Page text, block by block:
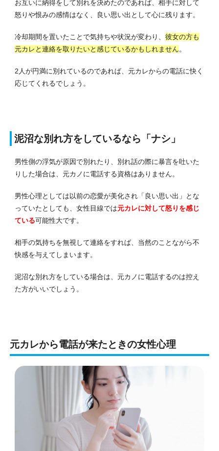
お互いに納得をして別れを決めたのであれば、相手に対して
怒りや恨みの感情はなく、良い思い出として心に残ります。
冷却期間を置いたことで気持ちや状況が変わり、 彼女の方も
元カレと連絡を取りたいと感じているかもしれません。
2人が円満に別れているのであれば、元カレからの電話に快く
応じてくれるでしょう。
泥沼な別れ方をしているなら「ナシ」
男性側の浮気が原因で別れたり、別れ話の際に暴言を吐いた
りした場合は、元カノに電話する資格はありません。
男性心理としては以前の恋愛が美化され「良い思い出」とな
っていたとしても、女性目線では元カレに対して怒りを感じ
ている可能性大です。
相手の気持ちを無視して連絡をすれば、当然のことながら不
快感を与えてしまいます。
泥沼な別れ方をしている場合は、元カノに電話するのは控え
た方がいいでしょう。
元カレから電話が来たときの女性心理